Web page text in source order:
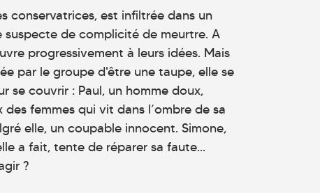
conservatrices, est infiltrée dans un
de complicité de meurtre. A
progressivement à leurs idées. Mais
par le groupe d'être une taupe, elle se
se couvrir : Paul, un homme doux,
femmes qui vit dans l’ombre de sa
elle, un coupable innocent. Simone,
a fait, tente de réparer sa faute...
?